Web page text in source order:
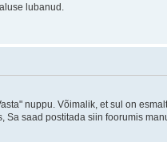
lubanud.
nuppu. Võimalik, et sul on
saad postitada siin foorumis